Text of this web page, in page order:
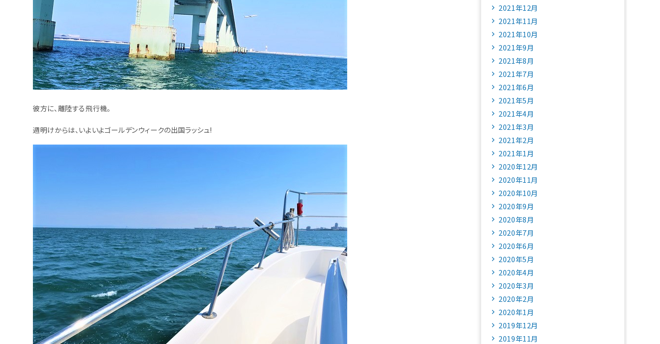
彼方に、離陸する飛行機。
週明けからは、いよいよゴールデンウィークの出国ラッシュ!
2021年12月
2021年11月
2021年10月
2021年9月
2021年8月
2021年7月
2021年6月
2021年5月
2021年4月
2021年3月
2021年2月
2021年1月
2020年12月
2020年11月
2020年10月
2020年9月
2020年8月
2020年7月
2020年6月
2020年5月
2020年4月
2020年3月
2020年2月
2020年1月
2019年12月
2019年11月